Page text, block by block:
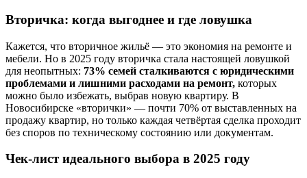
Вторичка: когда выгоднее и где ловушка
Кажется, что вторичное жильё — это экономия на ремонте и
мебели. Но в 2025 году вторичка стала настоящей ловушкой
для неопытных: 73% семей сталкиваются с юридическими
проблемами и лишними расходами на ремонт, которых
можно было избежать, выбрав новую квартиру. В
Новосибирске «вторички» — почти 70% от выставленных на
продажу квартир, но только каждая четвёртая сделка проходит
без споров по техническому состоянию или документам.
Чек-лист идеального выбора в 2025 году